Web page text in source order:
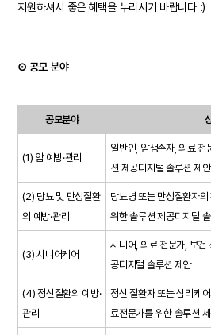
지원하셔서 좋은 혜택을 누리시기 바랍니다 :)
⊙ 공모 분야
공모분야
(1) 암 예방·관리
일반인, 암생존자, 의료 전
션 제공디지털 솔루션 제안
(2) 당뇨 및 만성질환
의 예방·관리
당뇨병 또는 만성질환자
위한 솔루션 제공디지털
(3) 시니어케어
시니어, 의료 전문가, 보건
공디지털 솔루션 제안
(4) 정신질환의 예방·
관리
정신 질환자 또는 심리케
료전문가를 위한 솔루션